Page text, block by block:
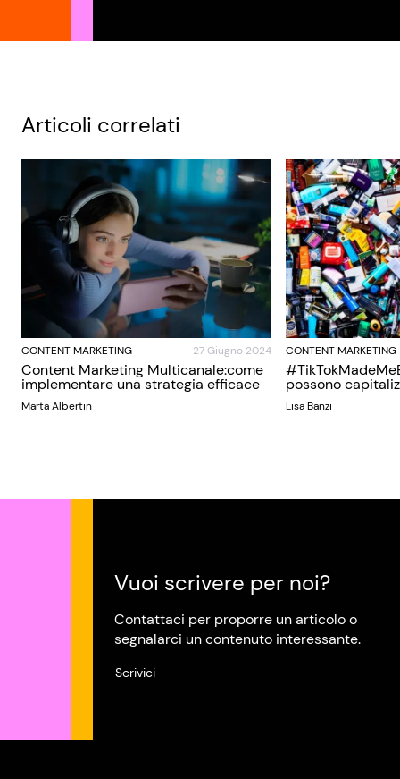
Articoli correlati
CONTENT MARKETING 27 Giugno 2024
Content Marketing Multicanale:come
implementare una strategia efficace
Marta Albertin
CONTENT MARKETING
possono
Lisa Banzi
Vuoi scrivere per noi?
Contattaci per proporre un articolo o
segnalarci un contenuto interessante.
Scrivici